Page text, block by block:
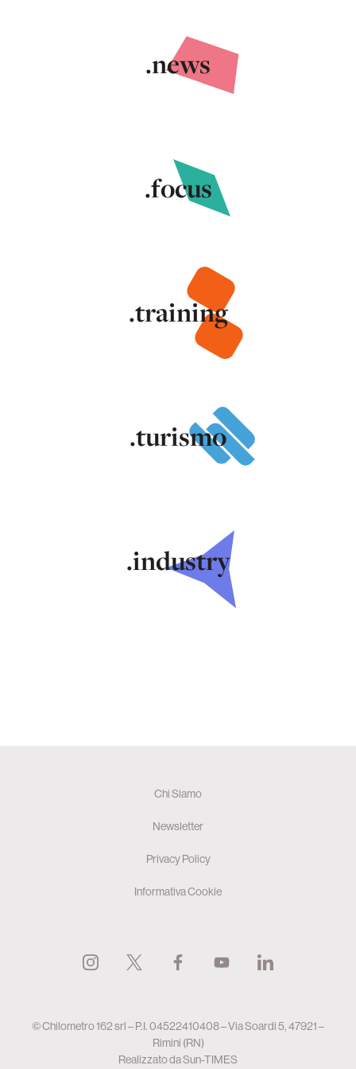
.news
.focus
.training
.turismo
.industry
Chi Siamo
Newsletter
Privacy Policy
Informativa Cookie
© Chilometro 162 srl – P.I. 04522410408 – Via Soardi 5, 47921 –
Rimini (RN)
Realizzato daSun-TIMES